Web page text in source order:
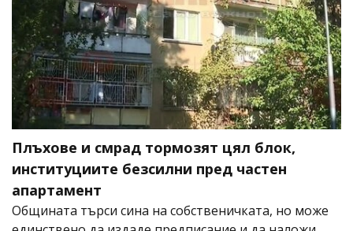
Плъхове и смрад тормозят цял блок,
институциите безсилни пред частен
апартамент
Общината търси сина на собственичката, но може